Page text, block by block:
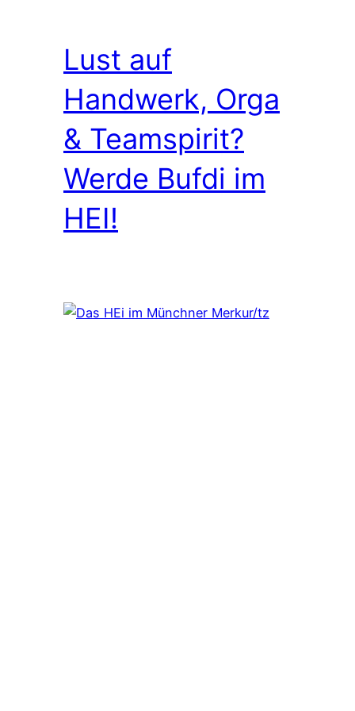
Lust auf
Handwerk, Orga
& Teamspirit?
Werde Bufdi im
HEI!